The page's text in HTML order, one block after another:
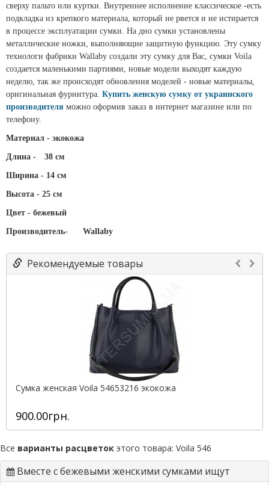
сверху пальто или куртки. Внутреннее исполнение классическое -есть
подкладка из крепкого материала, который не рвется и не истирается
в процессе эксплуатации сумки. На дно сумки установлены
металлические ножки, выполняющие защитную функцию. Эту сумку
технологи фабрики Wallaby создали эту сумку для Вас, сумки Voila
создается маленькими партиями, новые модели выходят каждую
неделю, так же происходят обновления моделей - новые материалы,
оригинальная фурнитура. Купить женскую сумку от украинского
производителя можно оформив заказ в интернет магазине или по
телефону.
Материал - экокожа
Длина - 38 см
Ширина - 14 см
Высота - 25 см
Цвет - бежевый
Производитель- Wallaby
Рекомендуемые товары
Сумка женская Voila 54653216 экокожа
900.00грн.
Все варианты расцветок этого товара: Voila 546
Вместе с бежевыми женскими сумками ищут